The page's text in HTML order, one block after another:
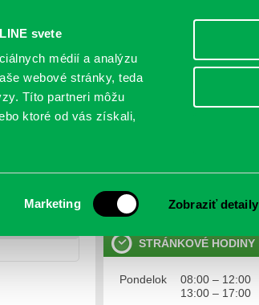
svete
médií a analýzu
webové stránky, teda
Títo partneri môžu
ktoré od vás získali,
Marketing Zobraziť detaily
KONTO
KONTAKTY
Ochrana osobných údajov
STRÁNKOVÉ HODINY
Pondelok
08:00 – 12:00
13:00 – 17:00
pracovník